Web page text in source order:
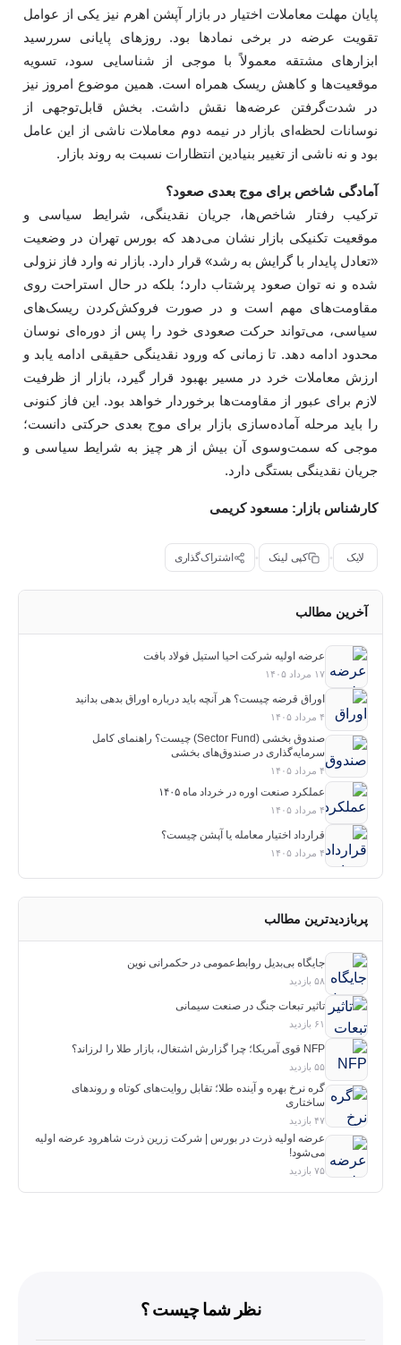
پایان مهلت معاملات اختیار در بازار آپشن اهرم نیز یکی از عوامل
تقویت عرضه در برخی نمادها بود. روزهای پایانی سررسید
ابزارهای مشتقه معمولاً با موجی از شناسایی سود، تسویه
موقعیت‌ها و کاهش ریسک همراه است. همین موضوع امروز نیز
در شدت‌گرفتن عرضه‌ها نقش داشت. بخش قابل‌توجهی از
نوسانات لحظه‌ای بازار در نیمه دوم معاملات ناشی از این عامل
بود و نه ناشی از تغییر بنیادین انتظارات نسبت به روند بازار.
آمادگی شاخص برای موج بعدی صعود؟
ترکیب رفتار شاخص‌ها، جریان نقدینگی، شرایط سیاسی و
موقعیت تکنیکی بازار نشان می‌دهد که بورس تهران در وضعیت
«تعادل پایدار با گرایش به رشد» قرار دارد. بازار نه وارد فاز نزولی
شده و نه توان صعود پرشتاب دارد؛ بلکه در حال استراحت روی
مقاومت‌های مهم است و در صورت فروکش‌کردن ریسک‌های
سیاسی، می‌تواند حرکت صعودی خود را پس از دوره‌ای نوسان
محدود ادامه دهد. تا زمانی که ورود نقدینگی حقیقی ادامه یابد و
ارزش معاملات خرد در مسیر بهبود قرار گیرد، بازار از ظرفیت
لازم برای عبور از مقاومت‌ها برخوردار خواهد بود. این فاز کنونی
را باید مرحله آماده‌سازی بازار برای موج بعدی حرکتی دانست؛
موجی که سمت‌وسوی آن بیش از هر چیز به شرایط سیاسی و
جریان نقدینگی بستگی دارد.
کارشناس بازار: مسعود کریمی
لایک • کپی لینک • اشتراک‌گذاری
آخرین مطالب
عرضه اولیه شرکت احیا استیل فولاد بافت
۱۷ مرداد ۱۴۰۵
اوراق قرضه چیست؟ هر آنچه باید درباره اوراق بدهی بدانید
۴ مرداد ۱۴۰۵
صندوق بخشی (Sector Fund) چیست؟ راهنمای کامل
سرمایه‌گذاری در صندوق‌های بخشی
۴ مرداد ۱۴۰۵
عملکرد صنعت اوره در خرداد ماه ۱۴۰۵
۴ مرداد ۱۴۰۵
قرارداد اختیار معامله یا آپشن چیست؟
۴ مرداد ۱۴۰۵
پربازدیدترین مطالب
جایگاه بی‌بدیل روابط‌عمومی در حکمرانی نوین
۵۸ بازدید
تاثیر تبعات جنگ در صنعت سیمانی
۶۱ بازدید
NFP قوی آمریکا؛ چرا گزارش اشتغال، بازار طلا را لرزاند؟
۵۵ بازدید
گره نرخ بهره و آینده طلا؛ تقابل روایت‌های کوتاه و روندهای
ساختاری
۴۷ بازدید
عرضه اولیه ذرت در بورس | شرکت زرین ذرت شاهرود عرضه اولیه
می‌شود!
۷۵ بازدید
نظر شما چیست ؟